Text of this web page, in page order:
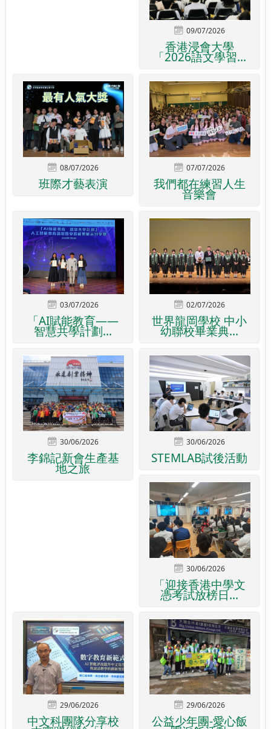
09/07/2026
香港浸會大學
「2026語文學習...
08/07/2026
班際才藝表演
07/07/2026
我們都在練習人生
音樂會
03/07/2026
「AI賦能教育——
智慧共學計劃...
02/07/2026
世界龍岡學校 中小
幼聯校畢業典...
30/06/2026
李錦記新會生產基
地之旅
30/06/2026
STEMLAB試後活動
30/06/2026
「迎接香港中學文
憑考試放榜日...
29/06/2026
中文科團隊分享校
29/06/2026
公益少年團-愛心飯